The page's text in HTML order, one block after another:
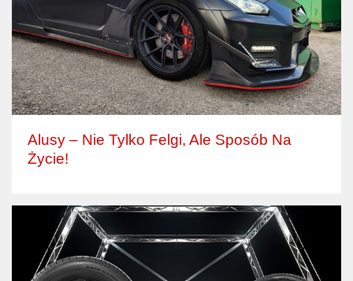
Alusy – Nie Tylko Felgi, Ale Sposób Na
Życie!